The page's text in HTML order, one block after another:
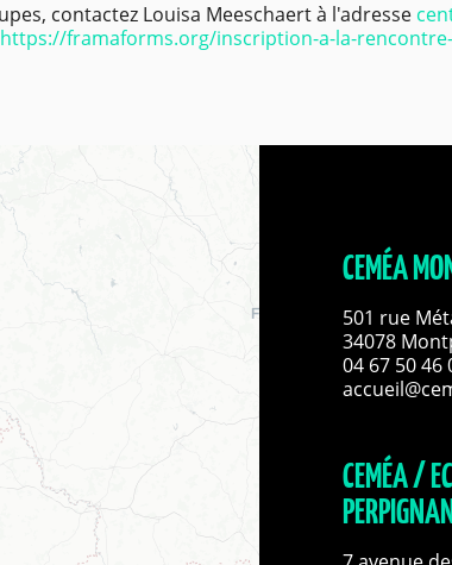
contactez Louisa Meeschaert à l'adresse
https://framaforms.org/inscription-a-la-
CEMÉA
501 rue
34078
04 67 50 46
CEMÉA /
PERPIGNAN